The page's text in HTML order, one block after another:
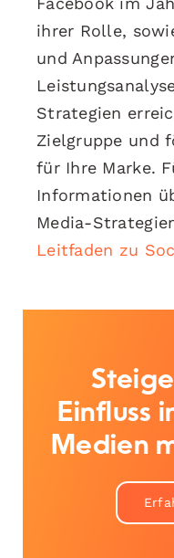
ihrer Rolle,
und
Strategien
Zielgruppe und
für Ihre Marke.
Informationen
Media-
Leitfaden zu
Einfluss
Medien